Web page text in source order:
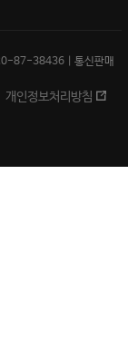
87-38436 | 통신판매
개인정보처리방침